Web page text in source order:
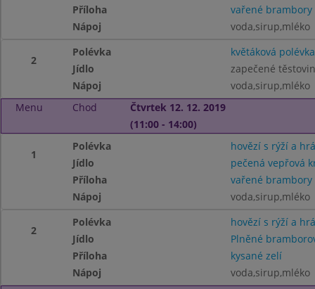
Příloha
vařené brambory
Nápoj
voda,sirup,mléko
2
Polévka
květáková polévka
Jídlo
zapečené
Nápoj
voda,sirup,mléko
Menu
Chod
Čtvrtek 12. 12. 2019
(11:00 - 14:00)
1
Polévka
hovězí s rýží a
Jídlo
pečená vepřová
Příloha
vařené brambory
Nápoj
voda,sirup,mléko
2
Polévka
hovězí s rýží a
Jídlo
Plněné
Příloha
kysané zelí
Nápoj
voda,sirup,mléko